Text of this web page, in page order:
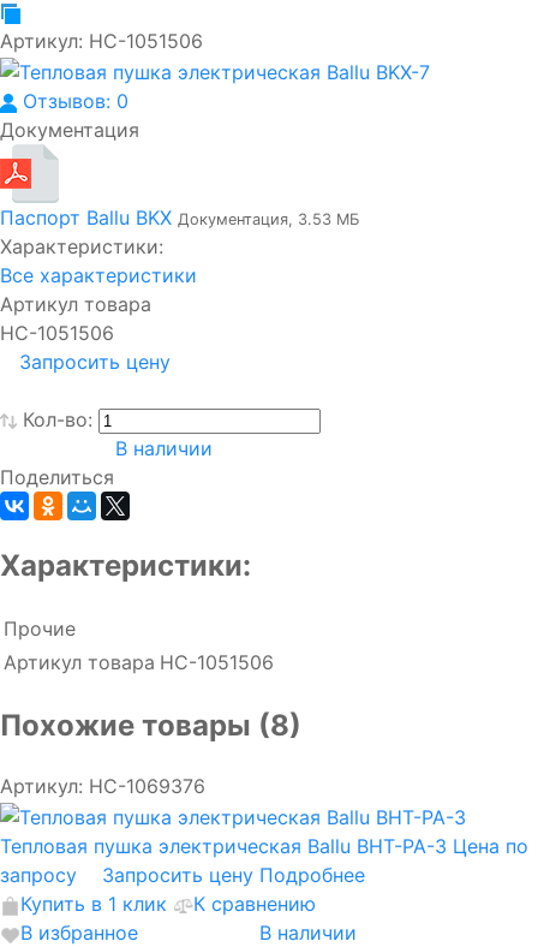
Артикул: НС-1051506
Отзывов: 0
Документация
Паспорт Ballu BKX Документация, 3.53 МБ
Характеристики:
Все характеристики
Артикул товара
НС-1051506
Запросить цену
Кол-во:
В наличии
Поделиться
Характеристики:
Прочие
Артикул товара НС-1051506
Похожие товары (8)
Артикул: НС-1069376
Тепловая пушка электрическая Ballu BHT-PA-3 Цена по
запросу
Запросить цену Подробнее
Купить в 1 клик
К сравнению
В избранное
В наличии